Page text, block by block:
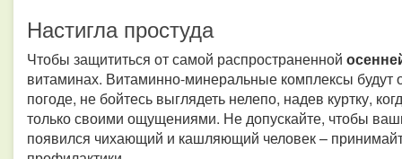
Настигла простуда
Чтобы защититься от самой распространенной
витаминах. Витаминно-минеральные комплексы будут
погоде, не бойтесь выглядеть нелепо, надев куртку,
только своими ощущениями. Не допускайте, чтобы
появился чихающий и кашляющий человек –